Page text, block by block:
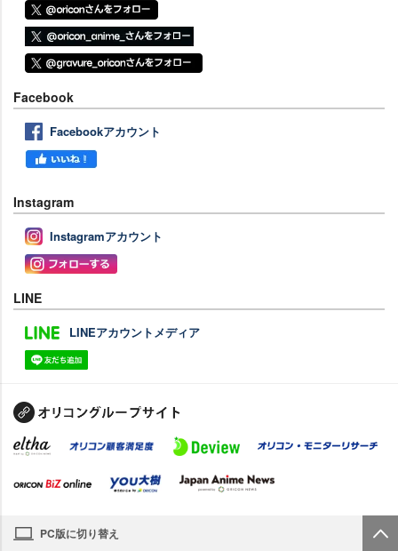
Facebook
Facebookアカウント
Instagram
Instagramアカウント
LINE
LINEアカウントメディア
PC版に切り替え